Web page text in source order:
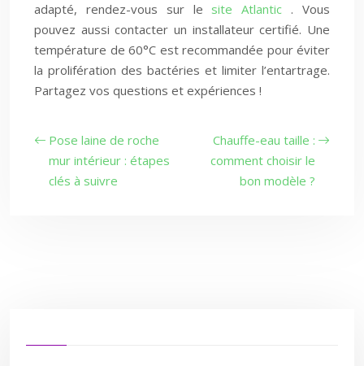
adapté, rendez-vous sur le site Atlantic . Vous
pouvez aussi contacter un installateur certifié. Une
température de 60°C est recommandée pour éviter
la prolifération des bactéries et limiter l’entartrage.
Partagez vos questions et expériences !
Pose laine de roche
mur intérieur : étapes
clés à suivre
Chauffe-eau taille :
comment choisir le
bon modèle ?